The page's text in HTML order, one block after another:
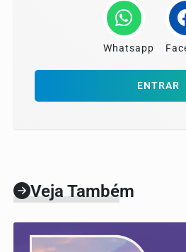
Whatsapp
ENTRAR
Veja Também